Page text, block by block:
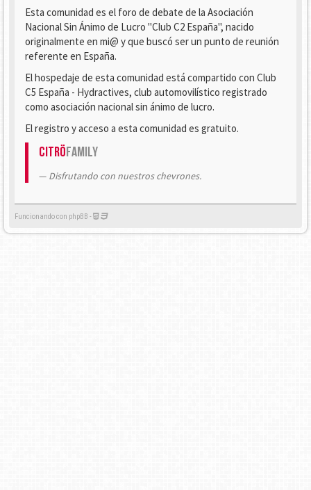
Esta comunidad es el foro de debate de la Asociación
Nacional Sin Ánimo de Lucro "Club C2 España", nacido
originalmente en mi@ y que buscó ser un punto de reunión
referente en España.
El hospedaje de esta comunidad está compartido con Club
C5 España - Hydractives, club automovilístico registrado
como asociación nacional sin ánimo de lucro.
El registro y acceso a esta comunidad es gratuito.
CitröFamily
Disfrutando con nuestros chevrones.
Funcionando con phpBB -